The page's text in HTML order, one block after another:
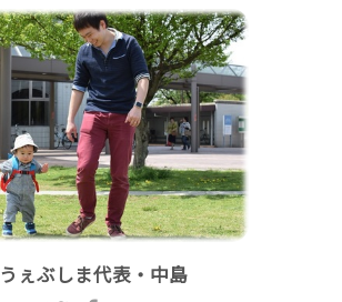
うぇぶしま代表・中島